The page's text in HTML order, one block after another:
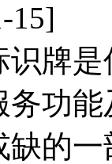
15]
识牌
功
缺的